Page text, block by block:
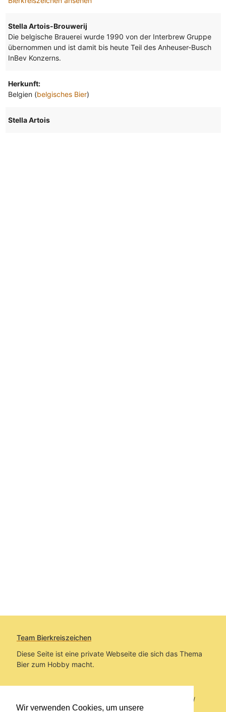
Wir verwenden Cookies, um unsere
Stella Artois-Brouwerij
Die belgische Brauerei wurde 1990 von der Interbrew Gruppe
übernommen und ist damit bis heute Teil des Anheuser-Busch
InBev Konzerns.
Herkunft:
Belgien (belgisches Bier)
Stella Artois
Team Bierkreiszeichen
Diese Seite ist eine private Webseite die sich das Thema
Bier zum Hobby macht.
Sie befinden sich auf https://www.bierkreiszeichen.at/